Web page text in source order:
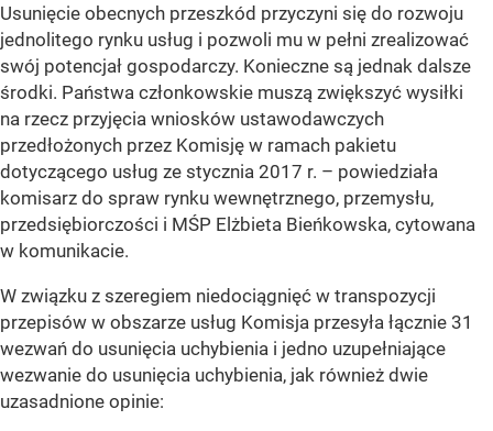
Usunięcie obecnych przeszkód przyczyni się do rozwoju
jednolitego rynku usług i pozwoli mu w pełni zrealizować
swój potencjał gospodarczy. Konieczne są jednak dalsze
środki. Państwa członkowskie muszą zwiększyć wysiłki
na rzecz przyjęcia wniosków ustawodawczych
przedłożonych przez Komisję w ramach pakietu
dotyczącego usług ze stycznia 2017 r. – powiedziała
komisarz do spraw rynku wewnętrznego, przemysłu,
przedsiębiorczości i MŚP Elżbieta Bieńkowska, cytowana
w komunikacie.
W związku z szeregiem niedociągnięć w transpozycji
przepisów w obszarze usług Komisja przesyła łącznie 31
wezwań do usunięcia uchybienia i jedno uzupełniające
wezwanie do usunięcia uchybienia, jak również dwie
uzasadnione opinie: